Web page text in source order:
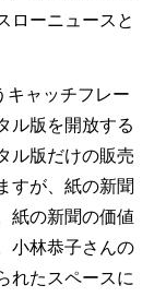
ローニュースと
キャッチフレー
ル版を開放する
ル版だけの販売
すが、紙の新聞
紙の新聞の価値
小林恭子さんの
れたスペースに